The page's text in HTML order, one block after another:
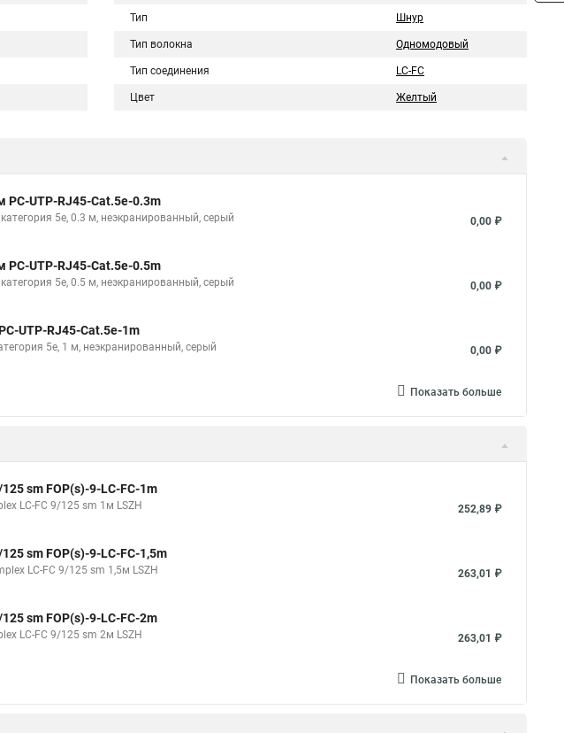
Тип Шнур
Тип волокна Одномодовый
Тип соединения LC-FC
Цвет Желтый
PC-UTP-RJ45-Cat.5e-0.3m
5e, 0.3 м, неэкранированный, серый 0,00 ₽
PC-UTP-RJ45-Cat.5e-0.5m
5e, 0.5 м, неэкранированный, серый 0,00 ₽
UTP-RJ45-Cat.5e-1m
5e, 1 м, неэкранированный, серый 0,00 ₽
Показать больше
sm FOP(s)-9-LC-FC-1m
LC-FC 9/125 sm 1м LSZH 252,89 ₽
sm FOP(s)-9-LC-FC-1,5m
LC-FC 9/125 sm 1,5м LSZH 263,01 ₽
sm FOP(s)-9-LC-FC-2m
LC-FC 9/125 sm 2м LSZH 263,01 ₽
Показать больше